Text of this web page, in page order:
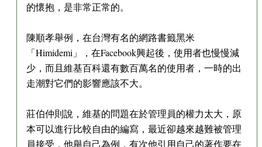
的懷抱，是非常正常的。
陳順孝舉例，在台灣有名的網路書籤黑米
「Himidemi」，在Facebook興起後，使用者也慢慢減
少，而且維基百科還有數百萬名的使用者，一時的出
走潮對它們的影響應該不大。
莊伯仲則說，維基的問題在於管理員的權力太大，原
本可以進行比較自由的編寫，最近卻越來越難被管理
員接受，他舉自己為例，有次他引用自己的著作要在